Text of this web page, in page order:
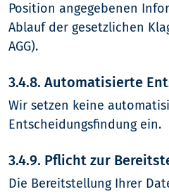
Position angegebenen
Ablauf der gesetzlichen
AGG).
3.4.8. Automatisierte
Wir setzen keine
Entscheidungsfindung ein.
3.4.9. Pflicht zur
Die Bereitstellung Ihrer